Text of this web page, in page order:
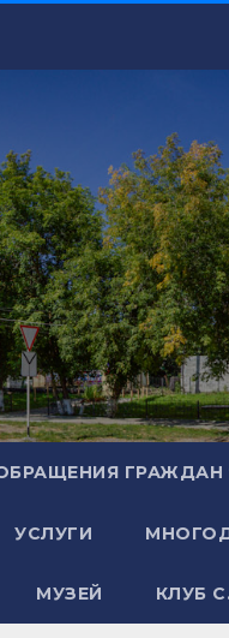
ГРАЖДАН
УСЛУГИ
МУЗЕЙ КЛУБ